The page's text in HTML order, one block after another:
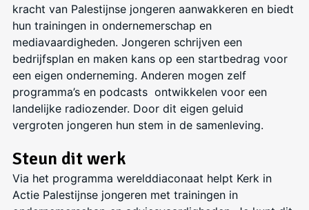
kracht van Palestijnse jongeren aanwakkeren en biedt
hun trainingen in ondernemerschap en
mediavaardigheden. Jongeren schrijven een
bedrijfsplan en maken kans op een startbedrag voor
een eigen onderneming. Anderen mogen zelf
programma’s en podcasts ontwikkelen voor een
landelijke radiozender. Door dit eigen geluid
vergroten jongeren hun stem in de samenleving.
Steun dit werk
Via het programma werelddiaconaat helpt Kerk in
Actie Palestijnse jongeren met trainingen in